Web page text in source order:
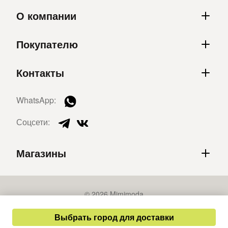
Выбрать город для доставки
О компании
Покупателю
Контакты
WhatsApp:
Соцсети:
Магазины
© 2026 Mimimoda
Политика конфиденциальности